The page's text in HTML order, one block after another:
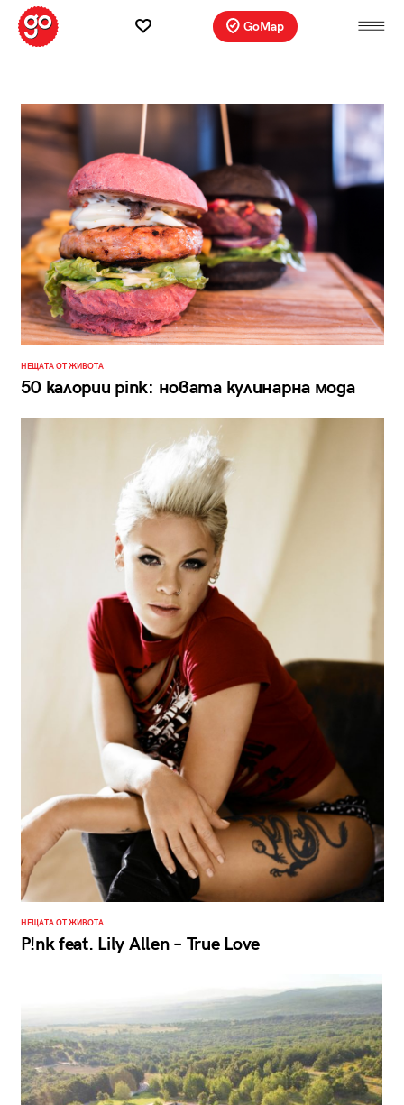
GoMap
НЕЩАТА ОТ ЖИВОТА
50 калории pink: новата кулинарна мода
НЕЩАТА ОТ ЖИВОТА
P!nk feat. Lily Allen – True Love